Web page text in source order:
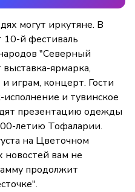
могут иркутяне. В
10-й фестиваль
"Северный
ярмарка,
играм, концерт. Гости
и тувинское
презентацию одежды
летию Тофаларии.
на Цветочном
вам не
продолжит